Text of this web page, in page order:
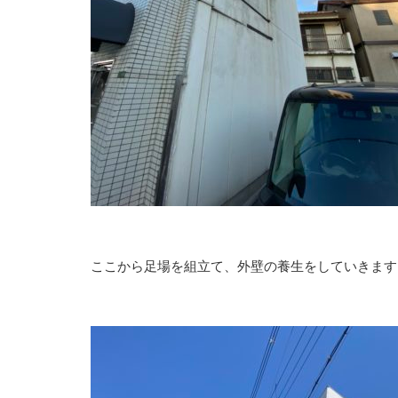
ここから足場を組立て、外壁の養生をしていきま